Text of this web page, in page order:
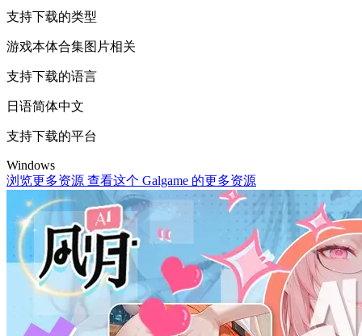
支持下载的类型
游戏本体合集图片相关
支持下载的语言
日语简体中文
支持下载的平台
Windows
浏览更多资源 查看这个 Galgame 的更多资源